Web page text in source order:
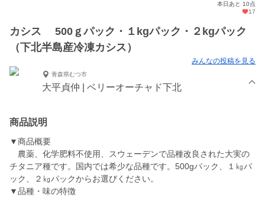
本日あと 10点
17
カシス 500ｇパック・１kgパック・２kgパック
（下北半島産冷凍カシス）
みんなの投稿を見る
青森県むつ市
大平貞仲 | ベリーオーチャド下北
商品説明
▼商品概要
農薬、化学肥料不使用、スウェーデンで品種改良された大実の
チタニア種です。国内では希少な品種です。500gパック、１㎏パ
ック、２㎏パックからお選びください。
▼品種・味の特徴